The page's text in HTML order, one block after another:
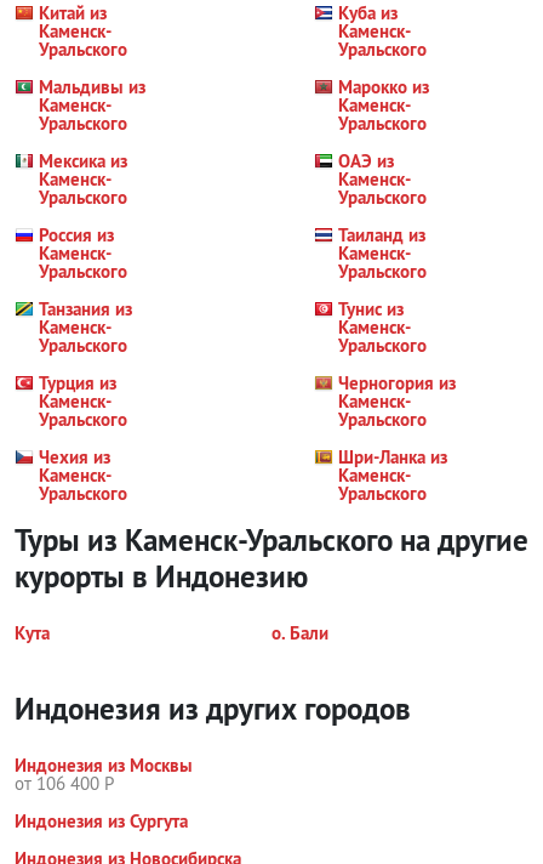
Китай из
Каменск-
Уральского
Куба из
Каменск-
Уральского
Мальдивы из
Каменск-
Уральского
Марокко из
Каменск-
Уральского
Мексика из
Каменск-
Уральского
ОАЭ из
Каменск-
Уральского
Россия из
Каменск-
Уральского
Таиланд из
Каменск-
Уральского
Танзания из
Каменск-
Уральского
Тунис из
Каменск-
Уральского
Турция из
Каменск-
Уральского
Черногория из
Каменск-
Уральского
Чехия из
Каменск-
Уральского
Шри-Ланка из
Каменск-
Уральского
Туры из Каменск-Уральского на другие
курорты в Индонезию
Кута о. Бали
Индонезия из других городов
Индонезия из Москвы
от 106 400 Р
Индонезия из Сургута
Индонезия из Новосибирска